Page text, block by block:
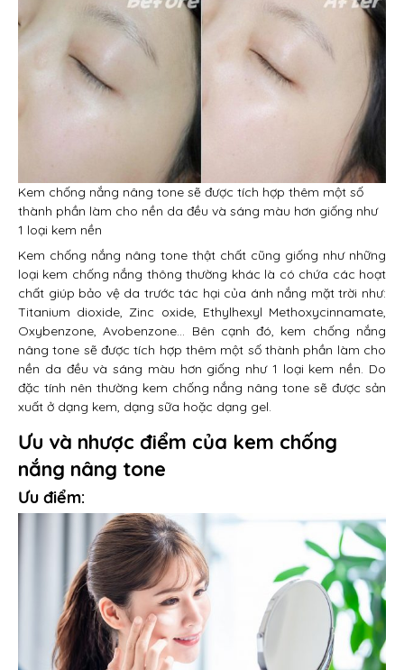
Kem chống nắng nâng tone sẽ được tích hợp thêm một số
thành phần làm cho nền da đều và sáng màu hơn giống như
1 loại kem nền
Kem chống nắng nâng tone thật chất cũng giống như những
loại kem chống nắng thông thường khác là có chứa các hoạt
chất giúp bảo vệ da trước tác hại của ánh nắng mặt trời như:
Titanium dioxide, Zinc oxide, Ethylhexyl Methoxycinnamate,
Oxybenzone, Avobenzone… Bên cạnh đó, kem chống nắng
nâng tone sẽ được tích hợp thêm một số thành phần làm cho
nền da đều và sáng màu hơn giống như 1 loại kem nền. Do
đặc tính nên thường kem chống nắng nâng tone sẽ được sản
xuất ở dạng kem, dạng sữa hoặc dạng gel.
Ưu và nhược điểm của kem chống
nắng nâng tone
Ưu điểm: